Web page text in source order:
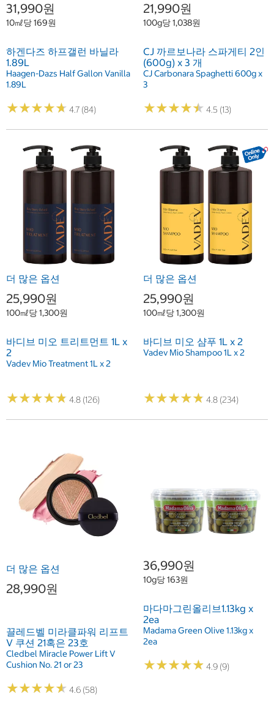
31,990원
10㎖당 169원
하겐다즈 하프갤런 바닐라
1.89L
Haagen-Dazs Half Gallon Vanilla
1.89L
★★★★★
★★★★★ 4.7 (84)
21,990원
100g당 1,038원
CJ 까르보나라 스파게티 2인
(600g) x 3 개
CJ Carbonara Spaghetti 600g x
3
★★★★★
★★★★★ 4.5 (13)
더 많은 옵션
25,990원
100㎖당 1,300원
바디브 미오 트리트먼트 1L x
2
Vadev Mio Treatment 1L x 2
★★★★★
★★★★★ 4.8 (126)
더 많은 옵션
25,990원
100㎖당 1,300원
바디브 미오 샴푸 1L x 2
Vadev Mio Shampoo 1L x 2
★★★★★
★★★★★ 4.8 (234)
더 많은 옵션
28,990원
끌레드벨 미라클파워 리프트
V 쿠션 21혹은 23호
Cledbel Miracle Power Lift V
Cushion No. 21 or 23
★★★★★
★★★★★ 4.6 (58)
36,990원
10g당 163원
마다마그린올리브1.13kg x
2ea
Madama Green Olive 1.13kg x
2ea
★★★★★
★★★★★ 4.9 (9)